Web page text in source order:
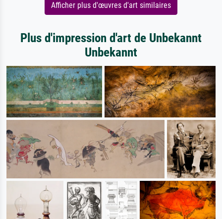
Afficher plus d'œuvres d'art similaires
Plus d'impression d'art de Unbekannt
Unbekannt